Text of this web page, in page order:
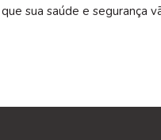
sua saúde e segurança